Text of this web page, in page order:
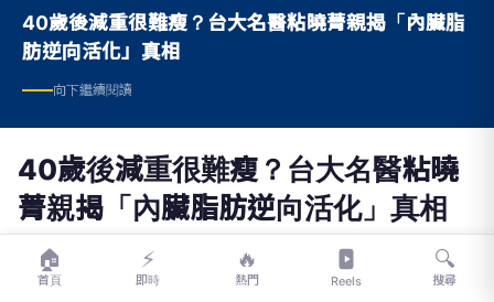
40歲後減重很難瘦？台大名醫粘曉菁親揭「內臟脂
肪逆向活化」真相
向下繼續閱讀
40歲後減重很難瘦？台大名醫粘曉
菁親揭「內臟脂肪逆向活化」真相
好 【『好報』報系：台灣好報】 2026-08-02 18:41:51
🏠
首頁
⚡
即時
🔥
熱門 Reels
🔍
搜尋